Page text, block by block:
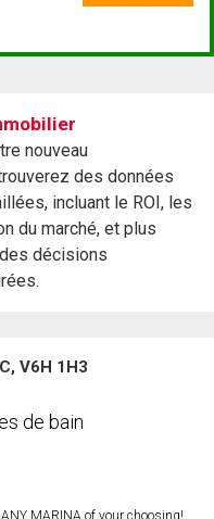
nouveau
des données
incluant le ROI, les
du marché, et plus
décisions
V6H 1H3
de bain